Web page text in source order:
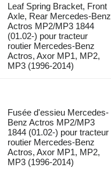
Leaf Spring Bracket, Front
Axle, Rear Mercedes-Benz
Actros MP2/MP3 1844
(01.02-) pour tracteur
routier Mercedes-Benz
Actros, Axor MP1, MP2,
MP3 (1996-2014)
Fusée d'essieu Mercedes-
Benz Actros MP2/MP3
1844 (01.02-) pour tracteur
routier Mercedes-Benz
Actros, Axor MP1, MP2,
MP3 (1996-2014)